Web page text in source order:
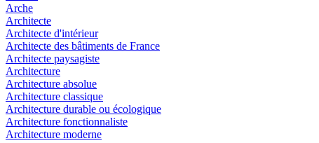
Arche
Architecte
Architecte d'intérieur
Architecte des bâtiments de France
Architecte paysagiste
Architecture
Architecture absolue
Architecture classique
Architecture durable ou écologique
Architecture fonctionnaliste
Architecture moderne